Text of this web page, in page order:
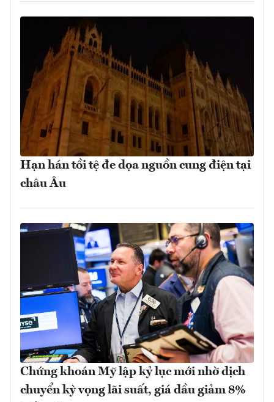
Hạn hán tồi tệ đe dọa nguồn cung điện tại
châu Âu
Chứng khoán Mỹ lập kỷ lục mới nhờ dịch
chuyển kỳ vọng lãi suất, giá dầu giảm 8%